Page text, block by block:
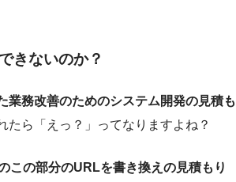
きないのか？
業務改善のためのシステム開発の見積も
たら「えっ？」ってなりますよね？
この部分のURLを書き換えの見積もり